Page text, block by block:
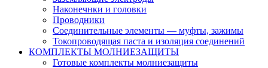
Наконечнки и головки
Проводники
Соединительные элементы — муфты, зажимы
Токопроводящая паста и изоляция соединений
КОМПЛЕКТЫ МОЛНИЕЗАЩИТЫ
Готовые комплекты молниезащиты